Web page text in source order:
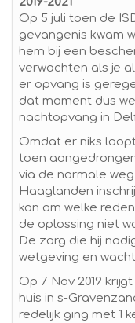
Op 5 juli toen de
gevangenis kwam
hem bij een
verwachten als je
er opvang is
dat moment dus
nachtopvang in
Omdat er niks
toen
via de normale
Haaglanden
kon om welke
de oplossing niet
De zorg die hij
wetgeving en
Op 7 Nov 2019
huis in s-
redelijk ging met 1